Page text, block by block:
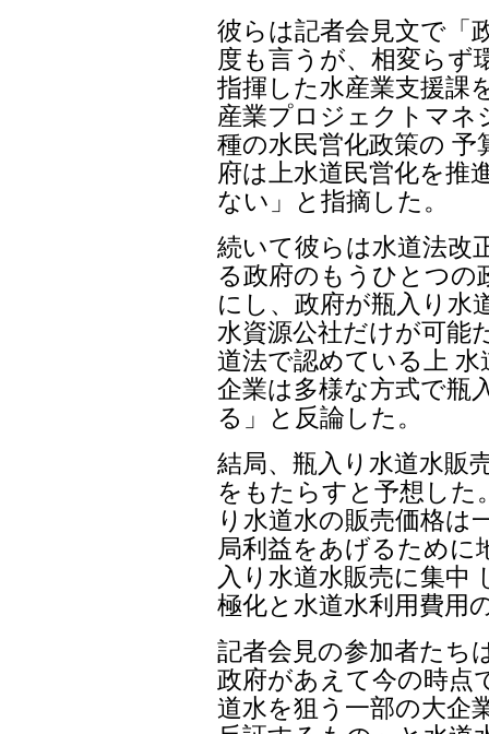
彼らは記者会見文で「
度も言うが、相変らず
指揮した水産業支援課
産業プロジェクトマネ
種の水民営化政策の
府は上水道民営化を推
ない」と指摘した。
続いて彼らは水道法改
る政府のもうひとつの
にし、政府が瓶入り水
水資源公社だけが可能
道法で認めている上
企業は多様な方式で瓶
る」と反論した。
結局、瓶入り水道水販
をもたらすと予想した
り水道水の販売価格は
局利益をあげるために
入り水道水販売に集中
極化と水道水利用費用
記者会見の参加者たち
政府があえて今の時点
道水を狙う一部の大企